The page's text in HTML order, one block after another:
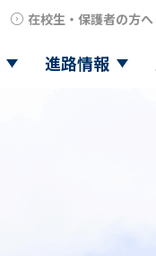
在校生・保護者の方へ
進路情報